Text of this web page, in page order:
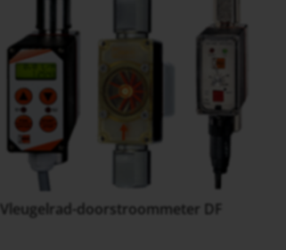
Vleugelrad-doorstroommeter DF